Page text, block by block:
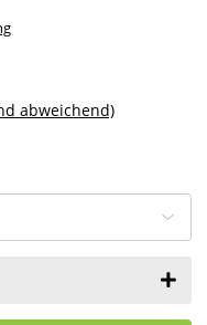
abweichend)